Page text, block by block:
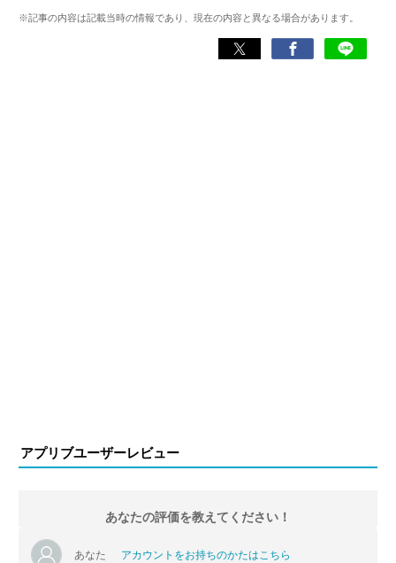
スマホアプリ）他
※記事の内容は記載当時の情報であり、現在の内容と異なる場合があります。
アプリブユーザーレビュー
あなたの評価を教えてください！
あなた アカウントをお持ちのかたはこちら